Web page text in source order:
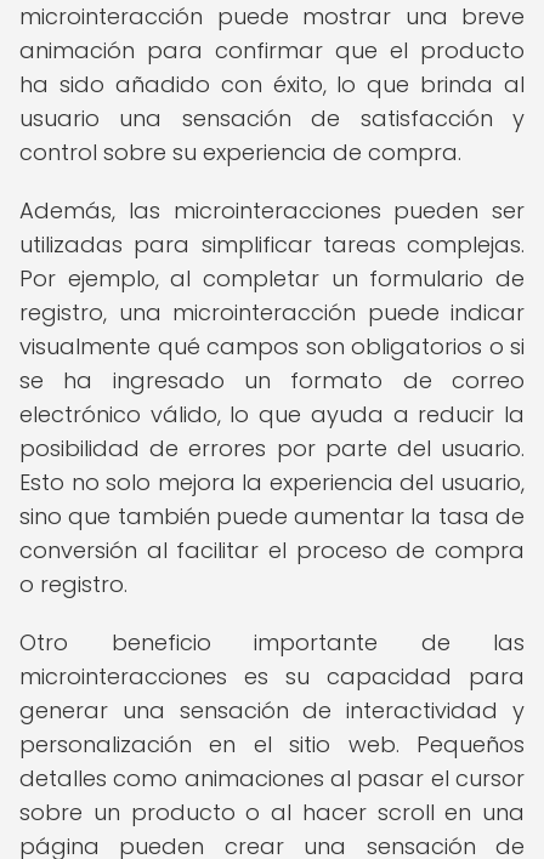
microinteracción puede mostrar una breve
animación para confirmar que el producto
ha sido añadido con éxito, lo que brinda al
usuario una sensación de satisfacción y
control sobre su experiencia de compra.
Además, las microinteracciones pueden ser
utilizadas para simplificar tareas complejas.
Por ejemplo, al completar un formulario de
registro, una microinteracción puede indicar
visualmente qué campos son obligatorios o si
se ha ingresado un formato de correo
electrónico válido, lo que ayuda a reducir la
posibilidad de errores por parte del usuario.
Esto no solo mejora la experiencia del usuario,
sino que también puede aumentar la tasa de
conversión al facilitar el proceso de compra
o registro.
Otro beneficio importante de las
microinteracciones es su capacidad para
generar una sensación de interactividad y
personalización en el sitio web. Pequeños
detalles como animaciones al pasar el cursor
sobre un producto o al hacer scroll en una
página pueden crear una sensación de